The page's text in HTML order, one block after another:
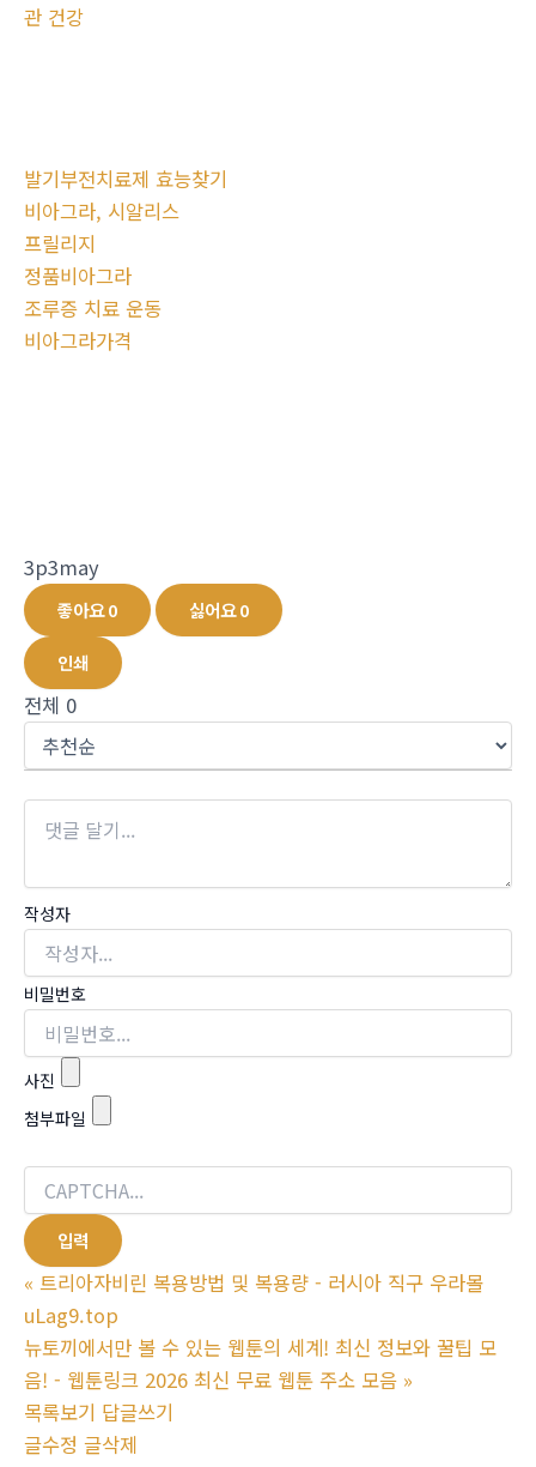
관 건강
발기부전치료제 효능찾기
비아그라, 시알리스
프릴리지
정품비아그라
조루증 치료 운동
비아그라가격
3p3may
좋아요0 싫어요0
인쇄
전체 0
작성자
비밀번호
사진
첨부파일
« 트리아자비린 복용방법 및 복용량 - 러시아 직구 우라몰
uLag9.top
뉴토끼에서만 볼 수 있는 웹툰의 세계! 최신 정보와 꿀팁 모
음! - 웹툰링크 2026 최신 무료 웹툰 주소 모음 »
목록보기 답글쓰기
글수정 글삭제